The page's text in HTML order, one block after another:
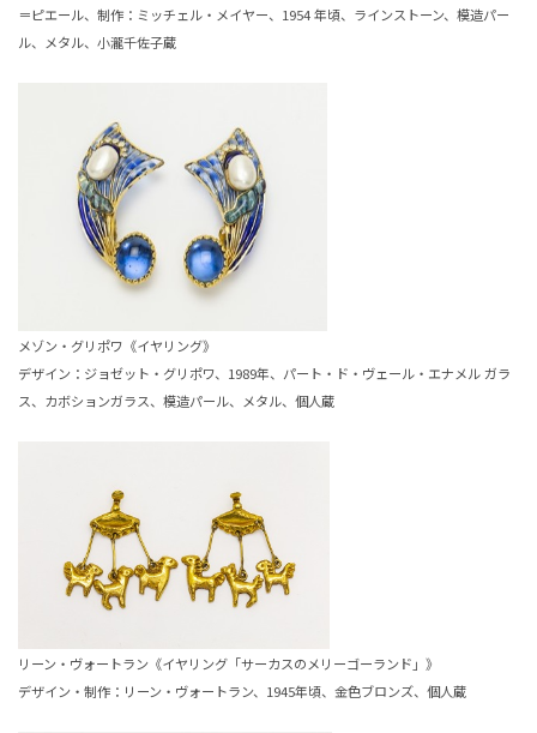
＝ピエール、制作：ミッチェル・メイヤー、1954 年頃、ラインストーン、模造パー
ル、メタル、小瀧千佐子蔵
メゾン・グリポワ《イヤリング》
デザイン：ジョゼット・グリポワ、1989年、パート・ド・ヴェール・エナメル ガラ
ス、カボションガラス、模造パール、メタル、個人蔵
リーン・ヴォートラン《イヤリング「サーカスのメリーゴーランド」》
デザイン・制作：リーン・ヴォートラン、1945年頃、金色ブロンズ、個人蔵